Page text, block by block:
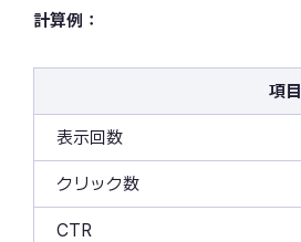
計算例：
項目
表示回数
クリック数
CTR